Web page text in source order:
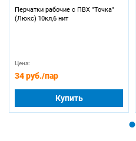
Перчатки рабочие с ПВХ "Точка"
(Люкс) 10кл,6 нит
Цена:
34 руб./пар
Купить